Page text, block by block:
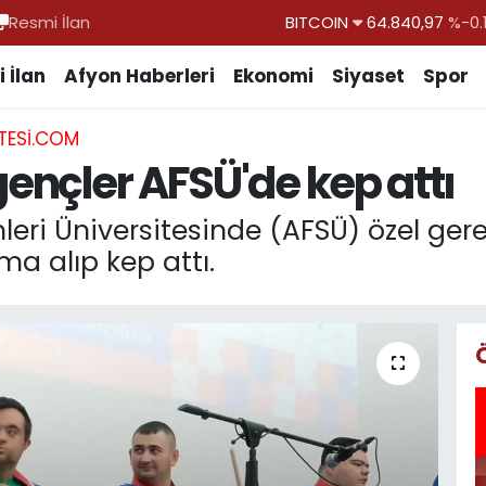
Resmi İlan DOLAR 47,7436
BİST100
13.779
BITCOIN
64.840,97 %-
İlan Afyon Haberleri Ekonomi Siyaset Spor
AFSÜ'de kep attı
Üniversitesinde (AFSÜ) özel
alıp kep attı.